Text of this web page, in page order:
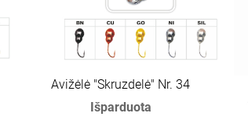
Avižėlė "Skruzdelė" Nr. 34
Išparduota